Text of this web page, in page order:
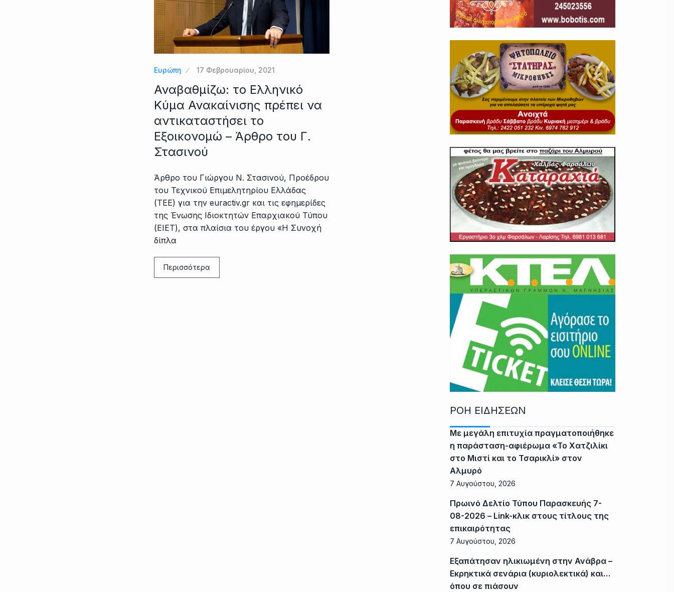
Ευρώπη 17 Φεβρουαρίου, 2021
Αναβαθμίζω: το Ελληνικό
Κύμα Ανακαίνισης πρέπει να
αντικαταστήσει το
Εξοικονομώ – Άρθρο του Γ.
Στασινού
Άρθρο του Γιώργου Ν. Στασινού, Προέδρου
του Τεχνικού Επιμελητηρίου Ελλάδας
(ΤΕΕ) για την euractiv.gr και τις εφημερίδες
της Ένωσης Ιδιοκτητών Επαρχιακού Τύπου
(ΕΙΕΤ), στα πλαίσια του έργου «Η Συνοχή
δίπλα
Περισσότερα
ΡΟΗ ΕΙΔΗΣΕΩΝ
Με μεγάλη επιτυχία πραγματοποιήθηκε
η παράσταση-αφιέρωμα «Το Χατζιλίκι
στο Μιστί και το Τσαρικλί» στον
Αλμυρό
7 Αυγούστου, 2026
Πρωινό Δελτίο Τύπου Παρασκευής 7-
08-2026 – Link-κλικ στους τίτλους της
επικαιρότητας
7 Αυγούστου, 2026
Εξαπάτησαν ηλικιωμένη στην Ανάβρα –
Εκρηκτικά σενάρια (κυριολεκτικά) και…
όπου σε πιάσουν